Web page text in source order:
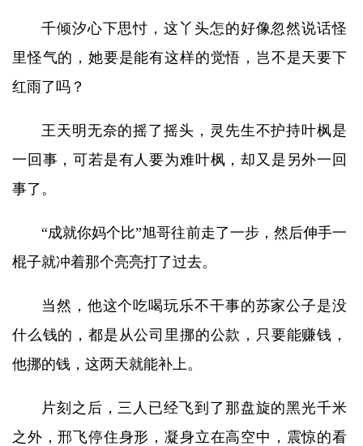
千倾汐心下思忖，这丫头怎的好像忽然说话怪
里怪气的，她要是能有这样的觉悟，岂不是天要下
红雨了吗？
王天明无奈的摇了摇头，灵先生不护持叶枫是
一回事，可若是有人要为难叶枫，却又是另外一回
事了。
“成就你妈个比”旭哥往前走了一步，然后伸手一
棍子就冲着那个亮亮打了过去。
当然，他这个吃喝玩乐不干事的苏家公子是没
什么钱的，都是从公司里挪的公款，只要能赚钱，
他挪的钱，这两天就能补上。
片刻之后，三人已经飞到了那盘旋的黑光千米
之外，邢飞停住身形，凝身立在高空中，震惊的看